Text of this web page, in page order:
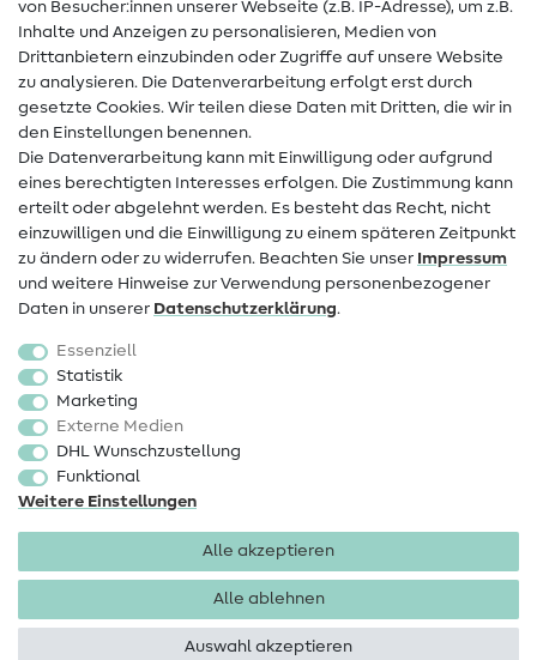
Hilfe & Kontakt
Kontakt
Infos zum Betreiberwechsel
FAQ
Widerrufsrecht
Beliebt
Stoffe
Sale
Schnittmuster
von Besucher:innen unserer Webseite (z.B. IP-Adresse), um z.B.
Inhalte und Anzeigen zu personalisieren, Medien von
Drittanbietern einzubinden oder Zugriffe auf unsere Website
zu analysieren. Die Datenverarbeitung erfolgt erst durch
gesetzte Cookies. Wir teilen diese Daten mit Dritten, die wir in
den Einstellungen benennen.
Die Datenverarbeitung kann mit Einwilligung oder aufgrund
eines berechtigten Interesses erfolgen. Die Zustimmung kann
erteilt oder abgelehnt werden. Es besteht das Recht, nicht
einzuwilligen und die Einwilligung zu einem späteren Zeitpunkt
zu ändern oder zu widerrufen. Beachten Sie unser Impressum
und weitere Hinweise zur Verwendung personenbezogener
Daten in unserer Daten­schutz­erklärung.
Essenziell
Statistik
Marketing
Externe Medien
DHL Wunschzustellung
Funktional
Weitere Einstellungen
Alle akzeptieren
Alle ablehnen
Auswahl akzeptieren
Impressum Datenschutz
AGB
Copyright 2026 SewIY GmbH